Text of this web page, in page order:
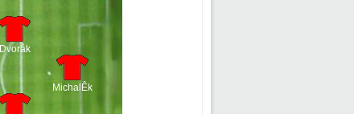
MichalÊk
Dvoråk